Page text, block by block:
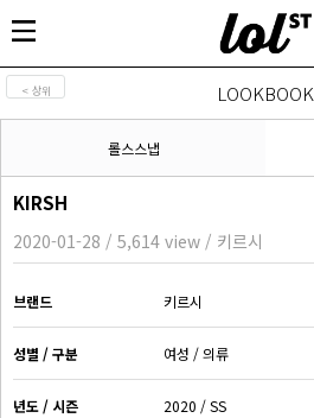
< 상위 LOOKBOOK
롤스스냅
KIRSH
2020-01-28 / 5,614 view / 키르시
브랜드 키르시
성별 / 구분 여성 / 의류
년도 / 시즌 2020 / SS